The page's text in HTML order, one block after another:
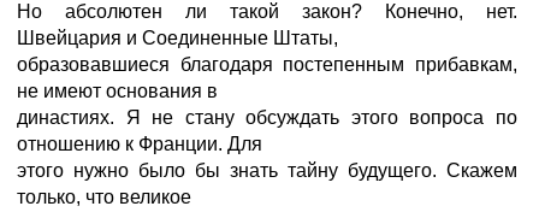
Но абсолютен ли такой закон? Конечно, нет.
Швейцария и Соединенные Штаты,
образовавшиеся благодаря постепенным прибавкам,
не имеют основания в
династиях. Я не стану обсуждать этого вопроса по
отношению к Франции. Для
этого нужно было бы знать тайну будущего. Скажем
только, что великое